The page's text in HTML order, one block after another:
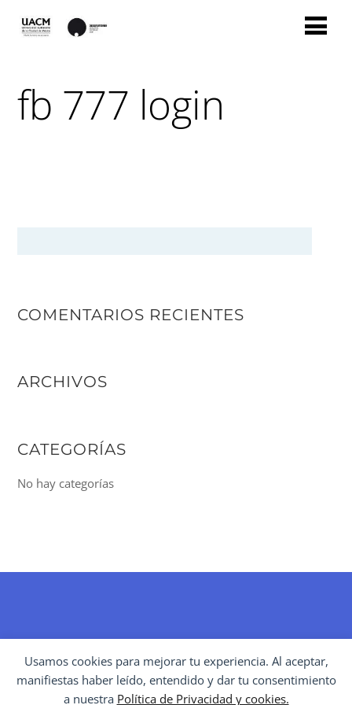
Usamos cookies para mejorar tu experiencia. Al aceptar,
manifiestas haber leído, entendido y dar tu consentimiento
a nuestra Política de Privacidad y cookies.
fb 777 login
COMENTARIOS RECIENTES
ARCHIVOS
CATEGORÍAS
No hay categorías
TO
TOP
POLÍTICAS CULTURALES